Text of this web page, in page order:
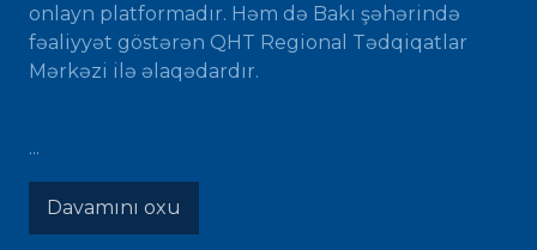
onlayn platformadır. Həm də Bakı şəhərində
fəaliyyət göstərən QHT Regional Tədqiqatlar
Mərkəzi ilə əlaqədardır.
...
Davamını oxu